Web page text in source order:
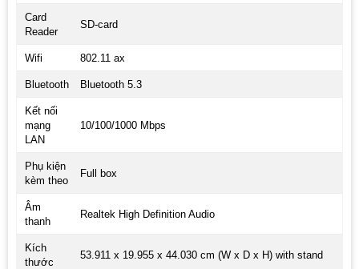
Card
Reader
SD-card
Wifi 802.11 ax
Bluetooth Bluetooth 5.3
Kết nối
mạng
LAN
10/100/1000 Mbps
Phụ kiện
kèm theo
Full box
Âm
thanh
Realtek High Definition Audio
Kích
thước
53.911 x 19.955 x 44.030 cm (W x D x H) with stand